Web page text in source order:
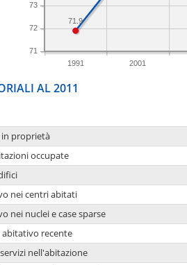
1991 2001
71
72
73
71.9
AL 2011
in proprietà
occupate
nei centri abitati
nei nuclei e case sparse
recente
nell'abitazione